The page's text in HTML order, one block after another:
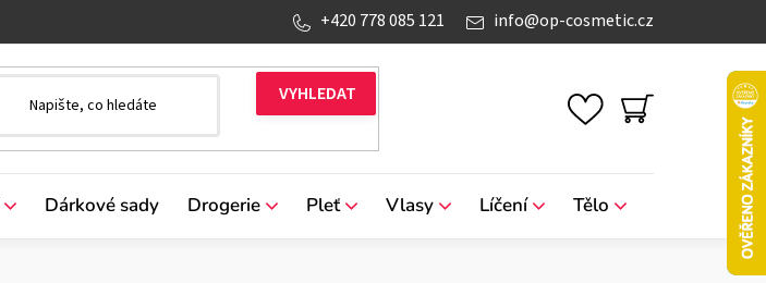
info@op-cosmetic.cz
+420 778 085 121
NÁKUPNÍ
Dárkové sady Drogerie Pleť Vlasy Líčení Tělo